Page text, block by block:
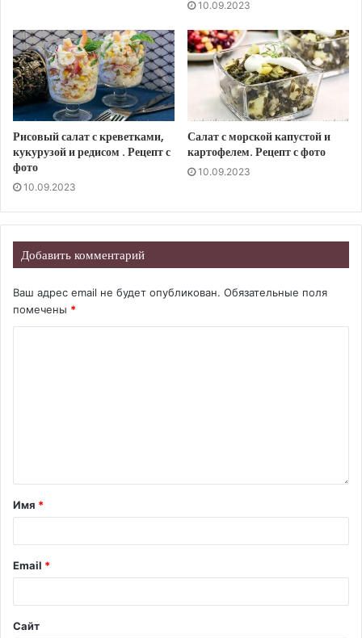
10.09.2023
Рисовый салат с креветками,
кукурузой и редисом . Рецепт с
фото
10.09.2023
Салат с морской капустой и
картофелем. Рецепт с фото
10.09.2023
Добавить комментарий
Ваш адрес email не будет опубликован. Обязательные поля
помечены *
Имя *
Email *
Сайт